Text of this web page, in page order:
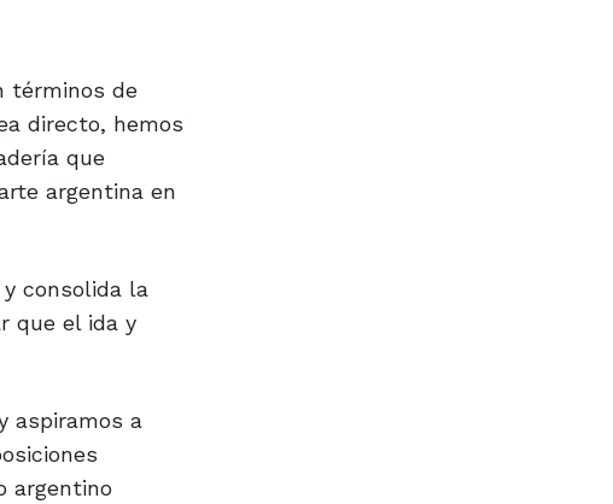
términos de
directo, hemos
que
argentina en
consolida la
que el ida y
aspiramos a
argentino